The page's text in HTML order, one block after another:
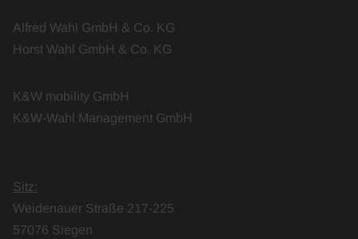
Alfred Wahl GmbH & Co. KG
Horst Wahl GmbH & Co. KG
K&W mobility GmbH
K&W-Wahl Management GmbH
Sitz:
Weidenauer Straße 217-225
57076 Siegen